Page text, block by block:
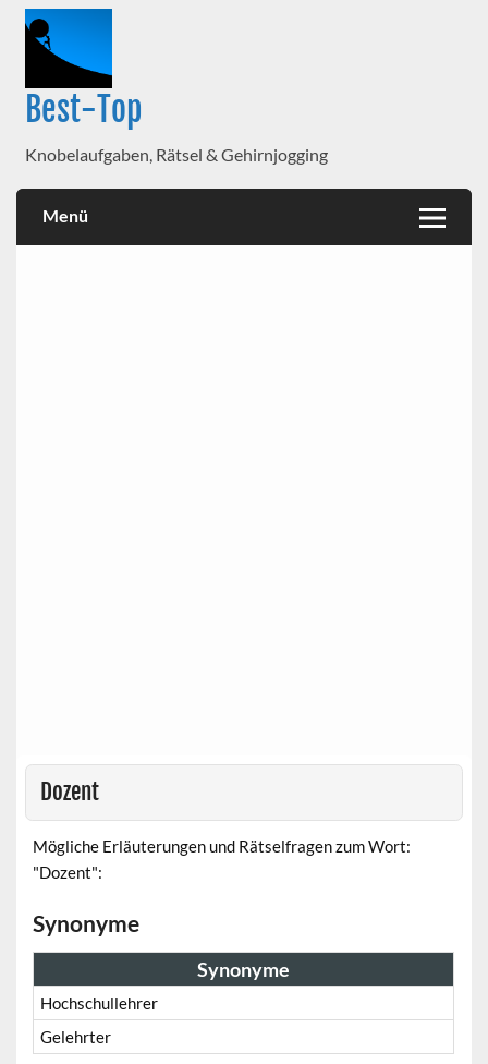
Best-Top
Knobelaufgaben, Rätsel & Gehirnjogging
Menü
Dozent
Mögliche Erläuterungen und Rätselfragen zum Wort:
"Dozent":
Synonyme
Synonyme
Hochschullehrer
Gelehrter